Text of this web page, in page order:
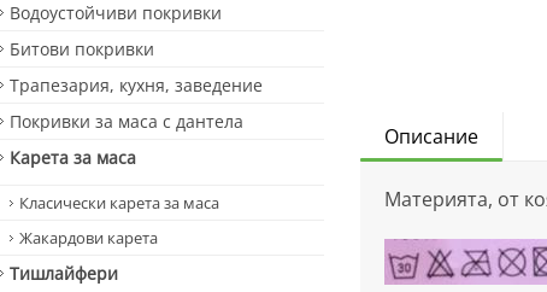
Водоустойчиви покривки
Битови покривки
Трапезария, кухня, заведение
Покривки за маса с дантела
Карета за маса
Класически карета за маса
Жакардови карета
Тишлайфери
Описание
Материята, от